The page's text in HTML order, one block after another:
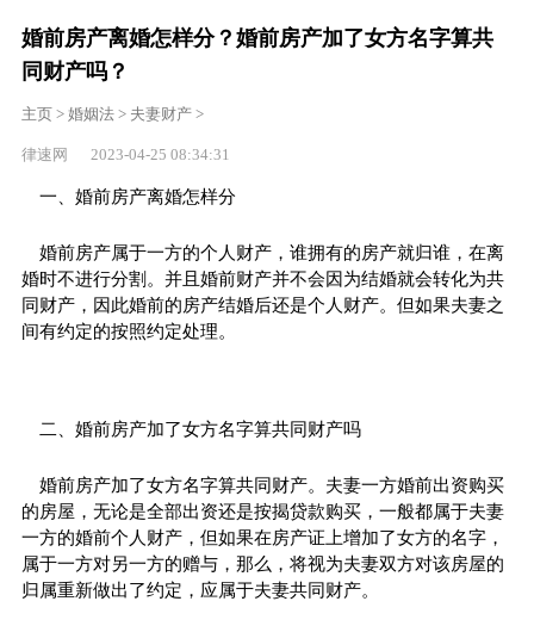
婚前房产离婚怎样分？婚前房产加了女方名字算共
同财产吗？
主页> 婚姻法> 夫妻财产>
律速网 2023-04-25 08:34:31
一、婚前房产离婚怎样分
婚前房产属于一方的个人财产，谁拥有的房产就归谁，在离
婚时不进行分割。并且婚前财产并不会因为结婚就会转化为共
同财产，因此婚前的房产结婚后还是个人财产。但如果夫妻之
间有约定的按照约定处理。
二、婚前房产加了女方名字算共同财产吗
婚前房产加了女方名字算共同财产。夫妻一方婚前出资购买
的房屋，无论是全部出资还是按揭贷款购买，一般都属于夫妻
一方的婚前个人财产，但如果在房产证上增加了女方的名字，
属于一方对另一方的赠与，那么，将视为夫妻双方对该房屋的
归属重新做出了约定，应属于夫妻共同财产。